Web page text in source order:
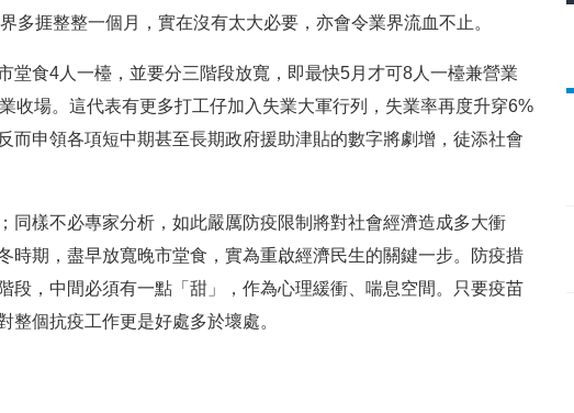
多捱整整一個月，實在沒有太大必要，亦會令業界流血不止。
堂食4人一檯，並要分三階段放寬，即最快5月才可8人一檯兼營業
收場。這代表有更多打工仔加入失業大軍行列，失業率再度升穿6%
而申領各項短中期甚至長期政府援助津貼的數字將劇增，徒添社會
同樣不必專家分析，如此嚴厲防疫限制將對社會經濟造成多大衝
時期，盡早放寬晚市堂食，實為重啟經濟民生的關鍵一步。防疫措
段，中間必須有一點「甜」，作為心理緩衝、喘息空間。只要疫苗
個抗疫工作更是好處多於壞處。